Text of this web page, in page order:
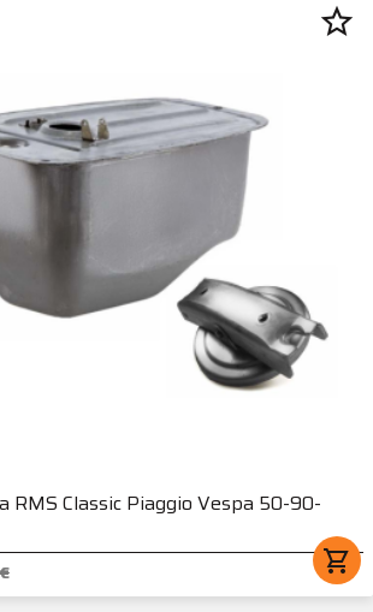
RMS Classic Piaggio Vespa 50-90-
shopping_cart
star_border